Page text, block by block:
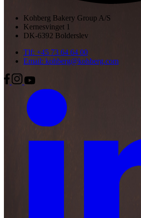
Kohberg Bakery Group A/S
Kernesvinget 1
DK-6392 Bolderslev
Tlf: +45 73 64 64 00
Email: kohberg@kohberg.com